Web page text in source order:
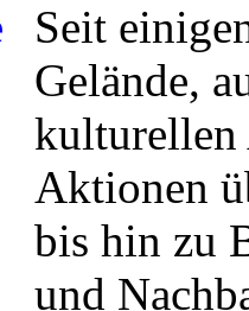
Seit
Gelände,
kulturellen
Aktionen
bis hin zu
und